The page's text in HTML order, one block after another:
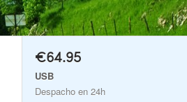
€64.95
USB
Despacho en 24h